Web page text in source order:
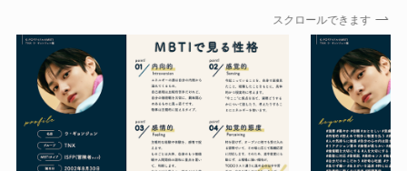
スクロールできます